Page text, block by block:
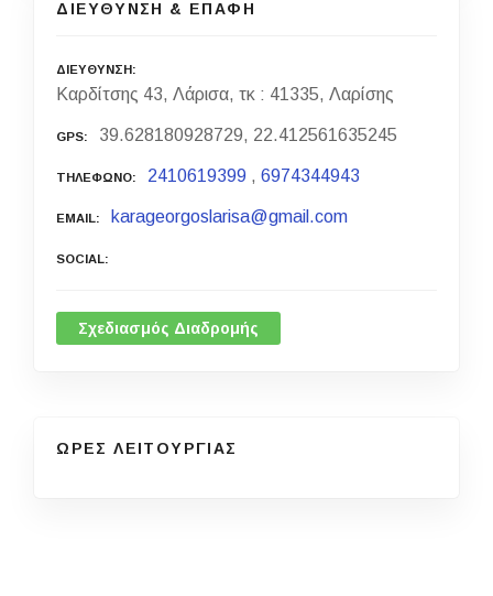
ΔΙΕΥΘΥΝΣΗ & ΕΠΑΦΗ
ΔΙΕΥΘΥΝΣΗ
Καρδίτσης 43, Λάρισα, τκ : 41335, Λαρίσης
GPS 39.628180928729, 22.412561635245
ΤΗΛΕΦΩΝΟ 2410619399 ,6974344943
EMAIL karageorgoslarisa@gmail.com
SOCIAL
Σχεδιασμός Διαδρομής
ΩΡΕΣ ΛΕΙΤΟΥΡΓΙΑΣ